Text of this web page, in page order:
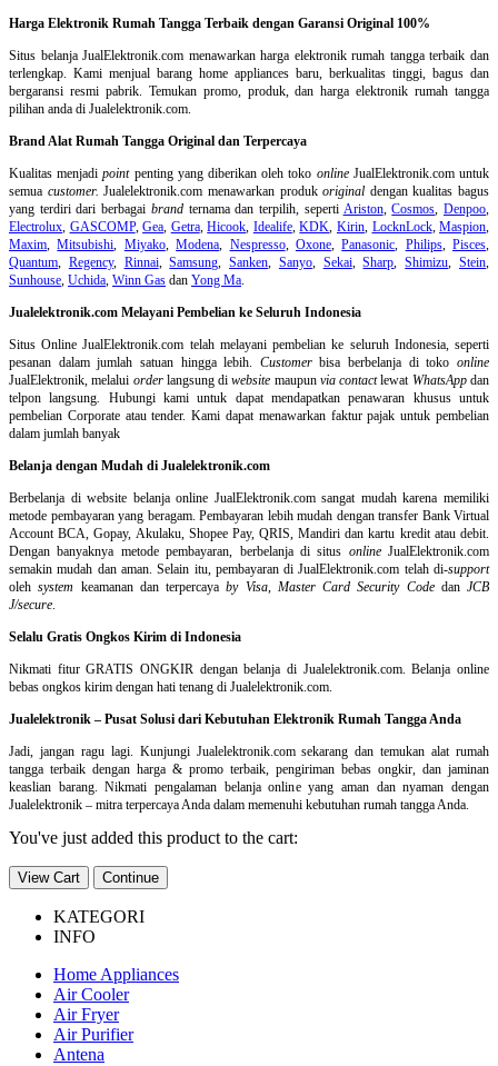
Harga Elektronik Rumah Tangga Terbaik dengan Garansi Original 100%
Situs belanjaJualElektronik.com menawarkan harga elektronik rumah tangga terbaik dan
terlengkap. Kami menjual barang home appliances baru, berkualitas tinggi, bagus dan
bergaransi resmi pabrik. Temukan promo, produk, dan harga elektronik rumah tangga
pilihan anda di Jualelektronik.com.
Brand Alat Rumah Tangga Original dan Terpercaya
Kualitas menjadipointpenting yang diberikan oleh toko onlineJualElektronik.com untuk
semua customer. Jualelektronik.com menawarkan produkoriginal dengan kualitas bagus
yang terdiri dari berbagai brandternama dan terpilih, seperti Ariston,Cosmos,Denpoo,
Electrolux, GASCOMP,Gea, Getra,Hicook, Idealife,KDK, Kirin, LocknLock,Maspion,
Maxim,Mitsubishi, Miyako,Modena, Nespresso, Oxone,Panasonic, Philips, Pisces,
Quantum, Regency, Rinnai,Samsung,Sanken, Sanyo, Sekai,Sharp,Shimizu,Stein,
Sunhouse, Uchida, Winn Gas dan Yong Ma.
Jualelektronik.com Melayani Pembelian ke Seluruh Indonesia
Situs Online JualElektronik.com telah melayani pembelian ke seluruh Indonesia, seperti
pesanan dalam jumlah satuan hingga lebih. Customerbisa berbelanja di tokoonline
JualElektronik, melalui orderlangsung diwebsite maupun via contactlewat WhatsAppdan
telpon langsung. Hubungi kami untuk dapat mendapatkan penawaran khusus untuk
pembelian Corporate atau tender. Kami dapat menawarkan faktur pajak untuk pembelian
dalam jumlah banyak
Belanja dengan Mudah di Jualelektronik.com
Berbelanja diwebsite belanja online JualElektronik.com sangat mudah karena memiliki
metode pembayaran yang beragam. Pembayaran lebih mudah dengan transfer Bank Virtual
Account BCA, Gopay, Akulaku, Shopee Pay, QRIS, Mandiri dan kartu kredit atau debit.
Dengan banyaknya metode pembayaran, berbelanja di situs onlineJualElektronik.com
semakin mudah dan aman. Selain itu, pembayaran di JualElektronik.com telah di-support
olehsystem keamanan dan terpercayaby Visa, Master Card Security Codedan JCB
J/secure.
Selalu Gratis Ongkos Kirim di Indonesia
Nikmati fitur GRATIS ONGKIR dengan belanja di Jualelektronik.com. Belanja online
bebas ongkos kirim dengan hati tenang di Jualelektronik.com.
Jualelektronik – Pusat Solusi dari Kebutuhan Elektronik Rumah Tangga Anda
Jadi, jangan ragu lagi. Kunjungi Jualelektronik.com sekarang dan temukan alat rumah
tangga terbaik dengan harga & promo terbaik, pengiriman bebas ongkir, dan jaminan
keaslian barang. Nikmati pengalaman belanja online yang aman dan nyaman dengan
Jualelektronik – mitra terpercaya Anda dalam memenuhi kebutuhan rumah tangga Anda.
You've just added this product to the cart:
View Cart Continue
KATEGORI
INFO
Home Appliances
Air Cooler
Air Fryer
Air Purifier
Antena